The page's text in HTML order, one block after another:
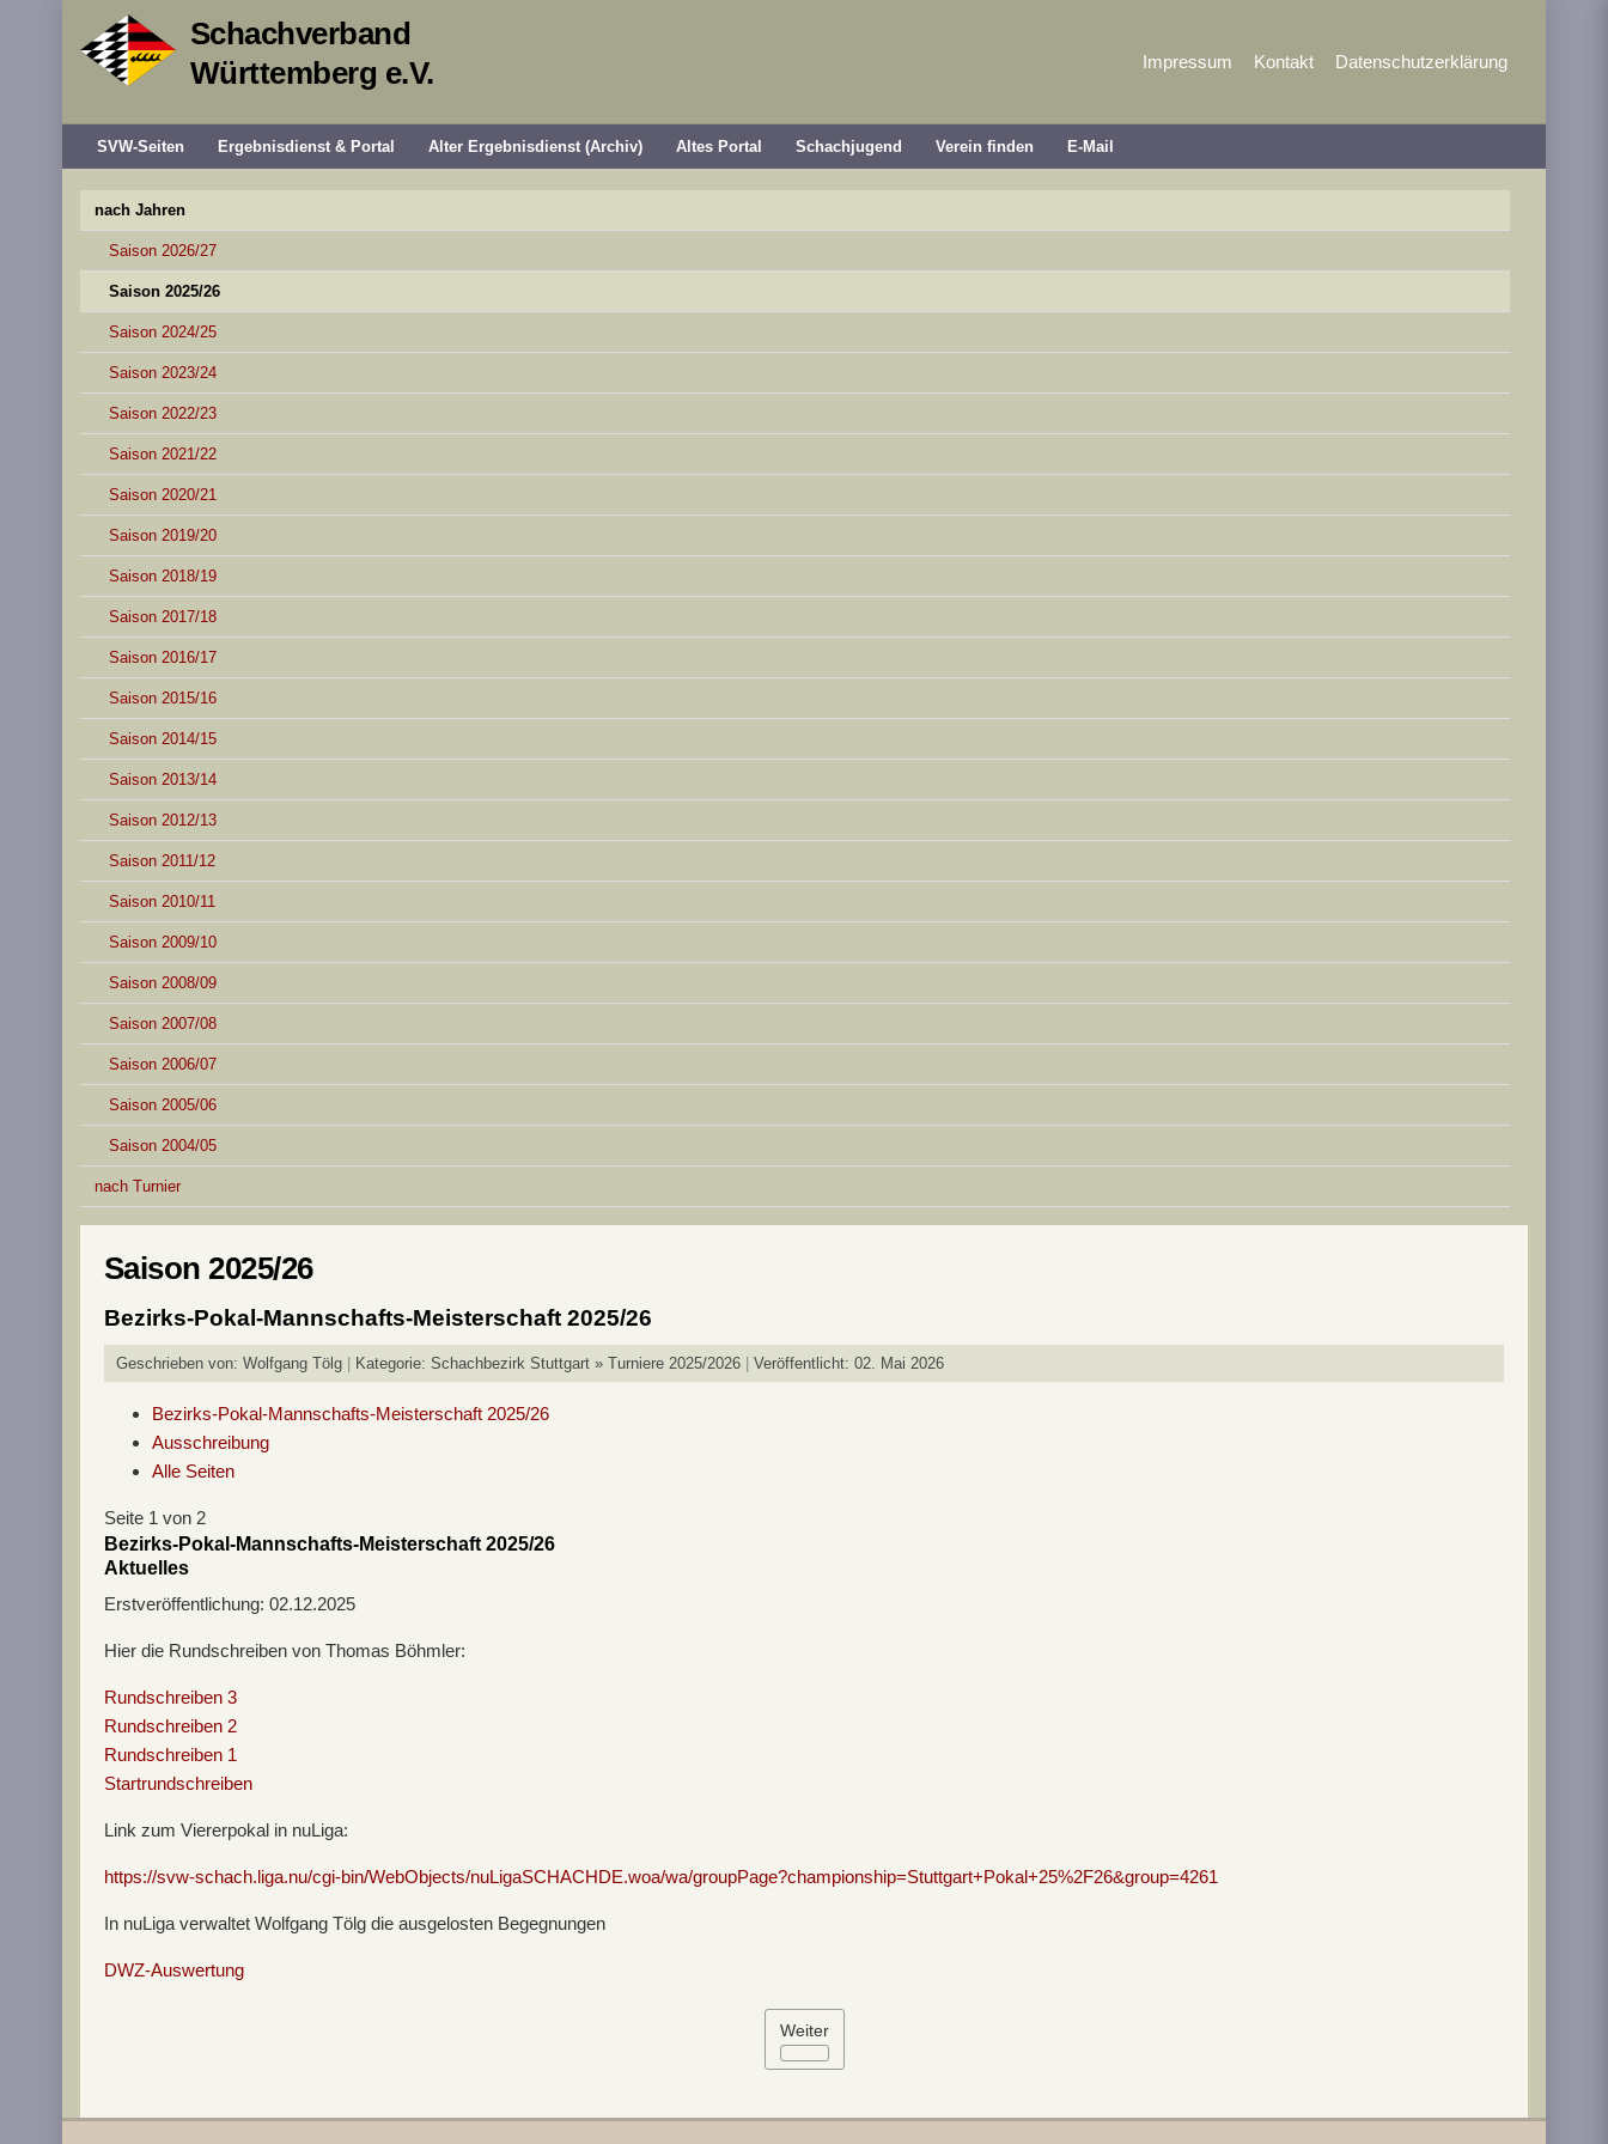
Schachverband
Württemberg e.V.
Impressum Kontakt Datenschutzerklärung
SVW-Seiten Ergebnisdienst & Portal Alter Ergebnisdienst (Archiv) Altes Portal Schachjugend Verein finden E-Mail
nach Jahren
Saison 2026/27
Saison 2025/26
Saison 2024/25
Saison 2023/24
Saison 2022/23
Saison 2021/22
Saison 2020/21
Saison 2019/20
Saison 2018/19
Saison 2017/18
Saison 2016/17
Saison 2015/16
Saison 2014/15
Saison 2013/14
Saison 2012/13
Saison 2011/12
Saison 2010/11
Saison 2009/10
Saison 2008/09
Saison 2007/08
Saison 2006/07
Saison 2005/06
Saison 2004/05
nach Turnier
Saison 2025/26
Bezirks-Pokal-Mannschafts-Meisterschaft 2025/26
Geschrieben von: Wolfgang Tölg Kategorie: Schachbezirk Stuttgart » Turniere 2025/2026 Veröffentlicht: 02. Mai 2026
Bezirks-Pokal-Mannschafts-Meisterschaft 2025/26
Ausschreibung
Alle Seiten
Seite 1 von 2
Bezirks-Pokal-Mannschafts-Meisterschaft 2025/26
Aktuelles
Erstveröffentlichung: 02.12.2025
Hier die Rundschreiben von Thomas Böhmler:
Rundschreiben 3
Rundschreiben 2
Rundschreiben 1
Startrundschreiben
Link zum Viererpokal in nuLiga:
https://svw-schach.liga.nu/cgi-bin/WebObjects/nuLigaSCHACHDE.woa/wa/groupPage?championship=Stuttgart+Pokal+25%2F26&group=4261
In nuLiga verwaltet Wolfgang Tölg die ausgelosten Begegnungen
DWZ-Auswertung
Weiter